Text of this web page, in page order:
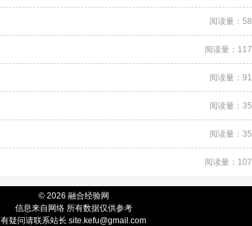
阅读量：58
阅读量：117
阅读量：91
阅读量：35
阅读量：35
阅读量：107
© 2026 融合经验网
信息来自网络 所有数据仅供参考
有疑问请联系站长 site.kefu@gmail.com